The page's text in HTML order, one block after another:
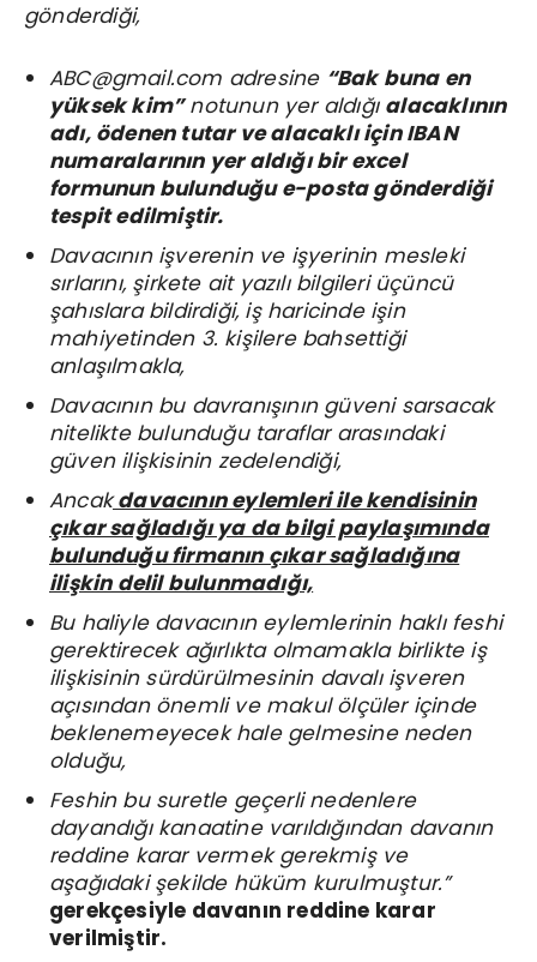
gönderdiği,
ABC@gmail.com adresine “Bak buna en
yüksek kim”notunun yer aldığı alacaklının
adı, ödenen tutar ve alacaklı için IBAN
numaralarının yer aldığı bir excel
formunun bulunduğu e-posta gönderdiği
tespit edilmiştir.
Davacının işverenin ve işyerinin mesleki
sırlarını, şirkete ait yazılı bilgileri üçüncü
şahıslara bildirdiği, iş haricinde işin
mahiyetinden 3. kişilere bahsettiği
anlaşılmakla,
Davacının bu davranışının güveni sarsacak
nitelikte bulunduğu taraflar arasındaki
güven ilişkisinin zedelendiği,
Ancakdavacının eylemleri ile kendisinin
çıkar sağladığı ya da bilgi paylaşımında
bulunduğu firmanın çıkar sağladığına
ilişkin delil bulunmadığı,
Bu haliyle davacının eylemlerinin haklı feshi
gerektirecek ağırlıkta olmamakla birlikte iş
ilişkisinin sürdürülmesinin davalı işveren
açısından önemli ve makul ölçüler içinde
beklenemeyecek hale gelmesine neden
olduğu,
Feshin bu suretle geçerli nedenlere
dayandığı kanaatine varıldığından davanın
reddine karar vermek gerekmiş ve
aşağıdaki şekilde hüküm kurulmuştur.”
gerekçesiyle davanın reddine karar
verilmiştir.